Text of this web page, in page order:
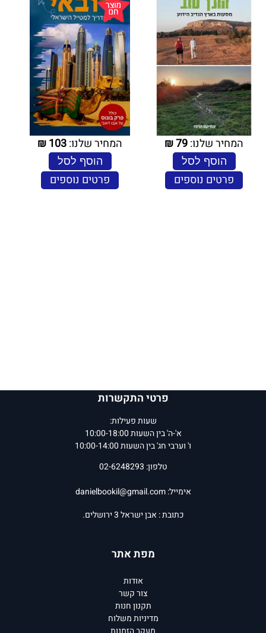
המחיר שלנו:79
₪
הוסף לסל
פרטים נוספים
המחיר שלנו:103
₪
הוסף לסל
פרטים נוספים
פרטי התקשרות
שעות פעילות:
א'-ה' בין השעות 10:00-18:00
ו' וערבי חג' בין השעות 10:00-14:00
טלפון: 02-6248293
אימייל:danielbookil@gmail.com
כתובת : אבן ישראל 3 ירושלים.
מפת אתר
אודות
צור קשר
תקנון חנות
מדיניות משלוח